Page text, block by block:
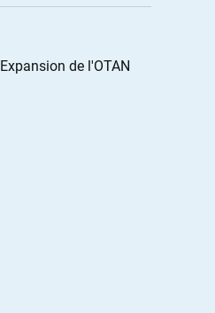
Expansion de l'OTAN